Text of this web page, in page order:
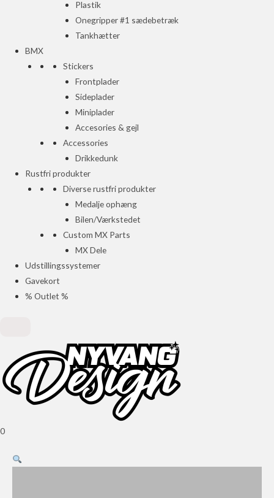
Plastik
Onegripper #1 sædebetræk
Tankhætter
BMX
Stickers
Frontplader
Sideplader
Miniplader
Accesories & gejl
Accessories
Drikkedunk
Rustfri produkter
Diverse rustfri produkter
Medalje ophæng
Bilen/Værkstedet
Custom MX Parts
MX Dele
Udstillingssystemer
Gavekort
% Outlet %
0